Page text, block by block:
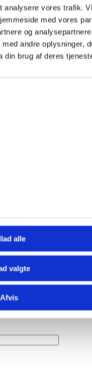
analysere vores trafik.
med vores
og
andre oplysninger,
din brug af deres
alle
valgte
Afvis
eller konkurrencer.